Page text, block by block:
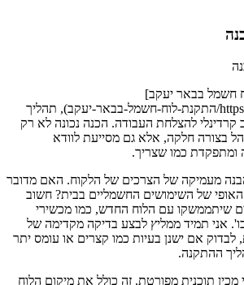
חשמל בבאר יעקב]
(https://www.example.com/התקנת-לוח-חשמל-בבאר-יעקב), תהליך
קרדינלי להצלחת העבודה. הכנה נכונה לא רק
בצורה חלקה, אלא גם מסייעת לוודא
כמו שצריך.
מעמיקה של הצרכים של הלקוח. האם מדובר
של השימושים החשמליים בבית? חשוב
שיתממשקו עם הלוח החדש, כמו מכשירי
אני תמיד ממליץ לבצע בדיקה מקדימה של
אם ישנן בעיות כמו קצרים או עומס יתר
ההתקנה.
תוכנית מפורטת. זה כולל את מיקום הלוח